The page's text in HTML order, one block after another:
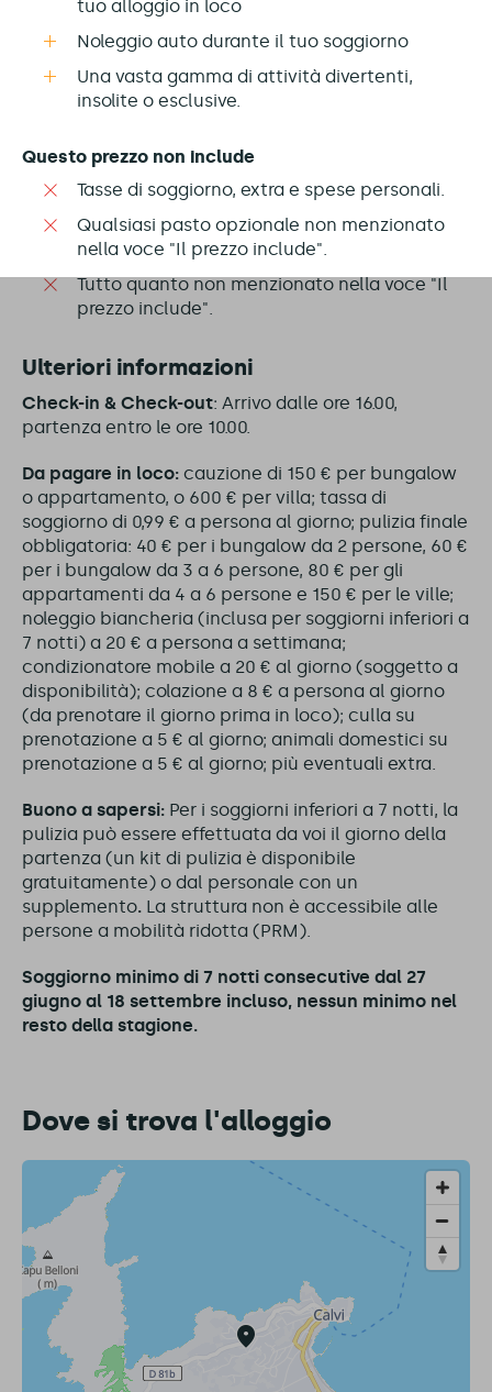
tuo alloggio in loco
Noleggio auto durante il tuo soggiorno
Una vasta gamma di attività divertenti,
insolite o esclusive.
Questo prezzo non include
Tasse di soggiorno, extra e spese personali.
Qualsiasi pasto opzionale non menzionato
nella voce "Il prezzo include".
Tutto quanto non menzionato nella voce "Il
prezzo include".
Ulteriori informazioni
Check-in & Check-out: Arrivo dalle ore 16.00,
partenza entro le ore 10.00.
Da pagare in loco: cauzione di 150 € per bungalow
o appartamento, o 600 € per villa; tassa di
soggiorno di 0,99 € a persona al giorno; pulizia finale
obbligatoria: 40 € per i bungalow da 2 persone, 60 €
per i bungalow da 3 a 6 persone, 80 € per gli
appartamenti da 4 a 6 persone e 150 € per le ville;
noleggio biancheria (inclusa per soggiorni inferiori a
7 notti) a 20 € a persona a settimana;
condizionatore mobile a 20 € al giorno (soggetto a
disponibilità); colazione a 8 € a persona al giorno
(da prenotare il giorno prima in loco); culla su
prenotazione a 5 € al giorno; animali domestici su
prenotazione a 5 € al giorno; più eventuali extra.
Buono a sapersi: Per i soggiorni inferiori a 7 notti, la
pulizia può essere effettuata da voi il giorno della
partenza (un kit di pulizia è disponibile
gratuitamente) o dal personale con un
supplemento. La struttura non è accessibile alle
persone a mobilità ridotta (PRM).
Soggiorno minimo di 7 notti consecutive dal 27
giugno al 18 settembre incluso, nessun minimo nel
resto della stagione.
Dove si trova l'alloggio